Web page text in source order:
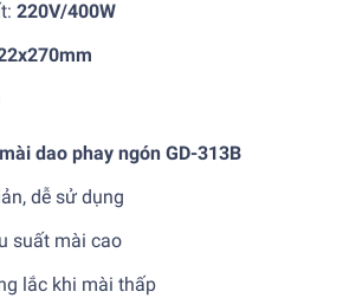
220V/400W
dao phay ngón GD-313B
dễ sử dụng
suất mài cao
lắc khi mài thấp